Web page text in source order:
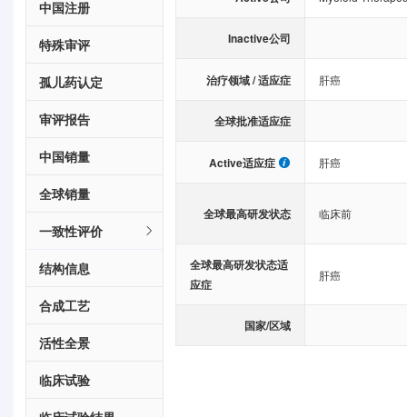
中国注册
特殊审评
孤儿药认定
审评报告
中国销量
全球销量
一致性评价
结构信息
合成工艺
活性全景
临床试验
Inactive公司
治疗领域 / 适应症 肝癌
全球批准适应症
Active适应症 肝癌
全球最高研发状态 临床前
全球最高研发状态适
应症
肝癌
国家/区域